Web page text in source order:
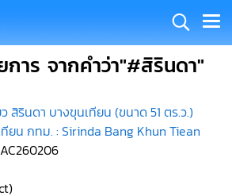
าร จากคำว่า"#สิรินดา"
สิรินดา บางขุนเทียน (ขนาด 51 ตร.ว.)
ยน กทม. : Sirinda Bang Khun Tiean